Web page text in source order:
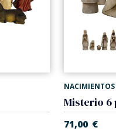
NACIMIENTOS
71,00 €